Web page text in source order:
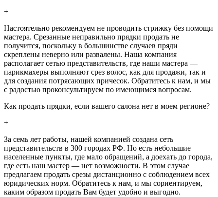
+
Настоятельно рекомендуем не проводить стрижку без помощи
мастера. Срезанные неправильно прядки продать не
получится, поскольку в большинстве случаев пряди
скреплены неверно или развалены. Наша компания
располагает сетью представительств, где наши мастера —
парикмахеры выполняют срез волос, как для продажи, так и
для создания потрясающих причесок. Обратитесь к нам, и мы
с радостью проконсультируем по имеющимся вопросам.
Как продать прядки, если вашего салона нет в моем регионе?
+
За семь лет работы, нашей компанией создана сеть
представительств в 300 городах РФ. Но есть небольшие
населенные пункты, где мало обращений, а доехать до города,
где есть наш мастер — нет возможности. В этом случае
предлагаем продать срезы дистанционно с соблюдением всех
юридических норм. Обратитесь к нам, и мы сориентируем,
каким образом продать Вам будет удобно и выгодно.